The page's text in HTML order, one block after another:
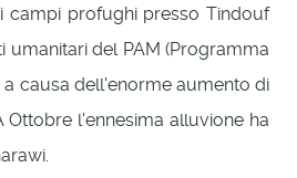
campi profughi presso Tindouf
umanitari del PAM (Programma
causa dell'enorme aumento di
Ottobre l'ennesima alluvione ha